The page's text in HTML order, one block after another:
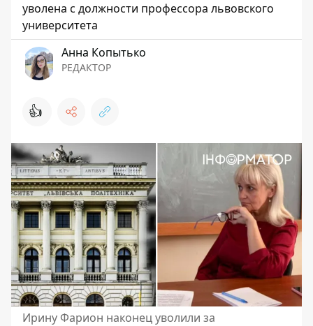
уволена с должности профессора львовского
университета
Анна Копытько
РЕДАКТОР
👍
Ирину Фарион наконец уволили за